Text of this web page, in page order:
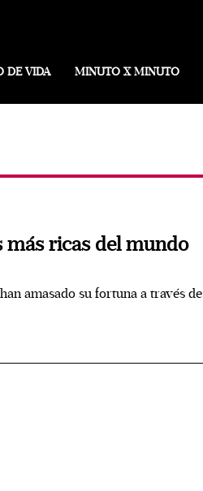
DE VIDA MINUTO X MINUTO
más ricas del mundo
amasado su fortuna a través de